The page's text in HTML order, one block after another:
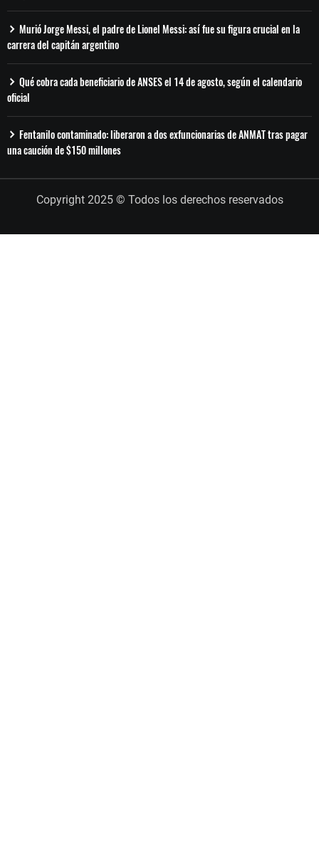
Murió Jorge Messi, el padre de Lionel Messi: así fue su figura crucial en la
carrera del capitán argentino
Qué cobra cada beneficiario de ANSES el 14 de agosto, según el calendario
oficial
Fentanilo contaminado: liberaron a dos exfuncionarias de ANMAT tras pagar
una caución de $150 millones
Copyright 2025 © Todos los derechos reservados